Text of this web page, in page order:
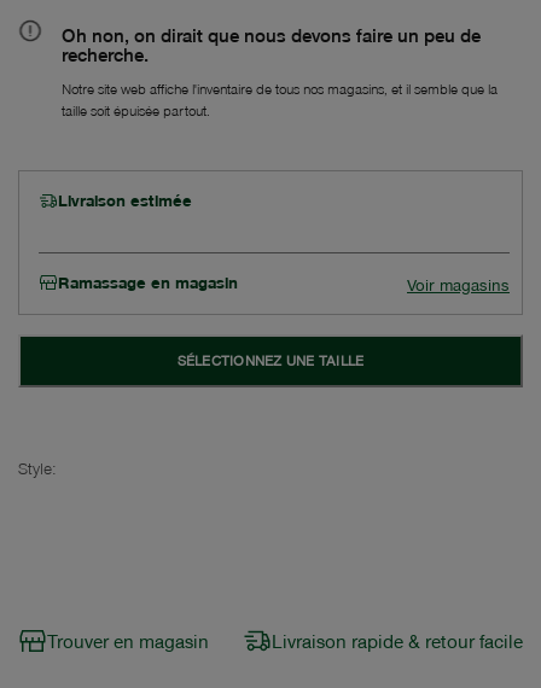
Oh non, on dirait que nous devons faire un peu de
recherche.
Notre site web affiche l'inventaire de tous nos magasins, et il semble que la
taille soit épuisée partout.
Livraison estimée
Ramassage en magasin Voir magasins
SÉLECTIONNEZ UNE TAILLE
Style:
Trouver en magasin Livraison rapide & retour facile